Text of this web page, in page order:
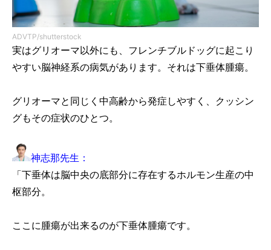
ADVTP/shutterstock
実はグリオーマ以外にも、フレンチブルドッグに起こり
やすい脳神経系の病気があります。それは下垂体腫瘍。
グリオーマと同じく中高齢から発症しやすく、クッシン
グもその症状のひとつ。
神志那先生：
「下垂体は脳中央の底部分に存在するホルモン生産の中
枢部分。
ここに腫瘍が出来るのが下垂体腫瘍です。